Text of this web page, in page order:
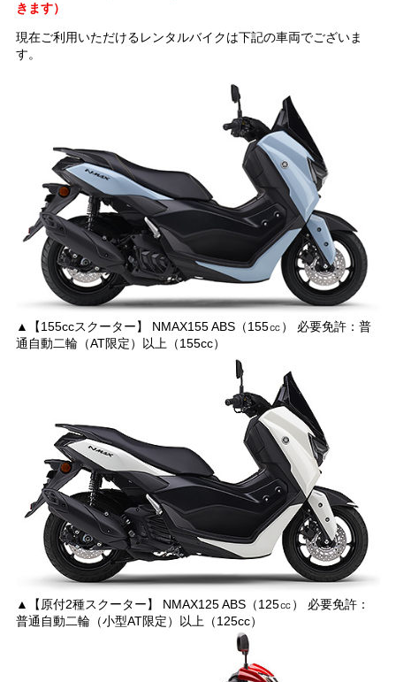
きます）
現在ご利用いただけるレンタルバイクは下記の車両でございま
す。
▲【155ccスクーター】 NMAX155 ABS（155㏄） 必要免許：普
通自動二輪（AT限定）以上（155cc）
▲【原付2種スクーター】 NMAX125 ABS（125㏄） 必要免許：
普通自動二輪（小型AT限定）以上（125cc）